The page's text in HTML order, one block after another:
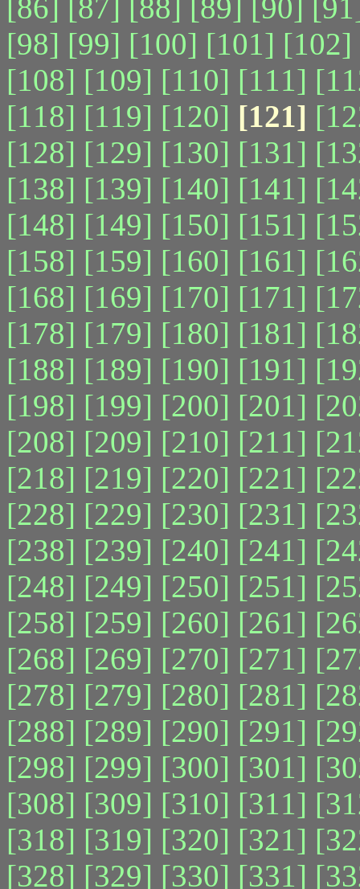
[86] [87] [88] [89] [90]
[98] [99] [100] [101] [102]
[108] [109] [110] [111]
[118] [119] [120] [121]
[128] [129] [130] [131]
[138] [139] [140] [141]
[148] [149] [150] [151]
[158] [159] [160] [161]
[168] [169] [170] [171]
[178] [179] [180] [181]
[188] [189] [190] [191]
[198] [199] [200] [201]
[208] [209] [210] [211]
[218] [219] [220] [221]
[228] [229] [230] [231]
[238] [239] [240] [241]
[248] [249] [250] [251]
[258] [259] [260] [261]
[268] [269] [270] [271]
[278] [279] [280] [281]
[288] [289] [290] [291]
[298] [299] [300] [301]
[308] [309] [310] [311]
[318] [319] [320] [321]
[328] [329] [330] [331]